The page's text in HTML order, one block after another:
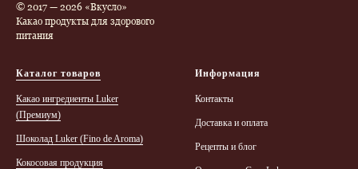
© 2017 — 2026 «Вкусло»
Какао продукты для здорового
питания
Каталог товаров
Какао ингредиенты Luker
(Премиум)
Шоколад Luker (Finо de Aroma)
Кокосовая продукция
Информация
Контакты
Доставка и оплата
Рецепты и блог